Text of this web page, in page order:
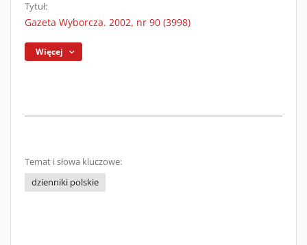
Tytuł:
Gazeta Wyborcza. 2002, nr 90 (3998)
Więcej
Temat i słowa kluczowe:
dzienniki polskie